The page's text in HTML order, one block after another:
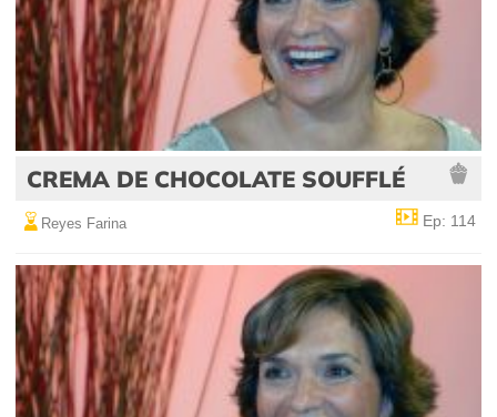
CREMA DE CHOCOLATE SOUFFLÉ
Reyes Farina Ep: 114